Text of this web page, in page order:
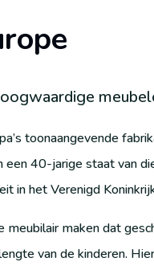
toonaangevende
een 40-jarige staat van
in het Verenigd
maken dat
van de kinderen.